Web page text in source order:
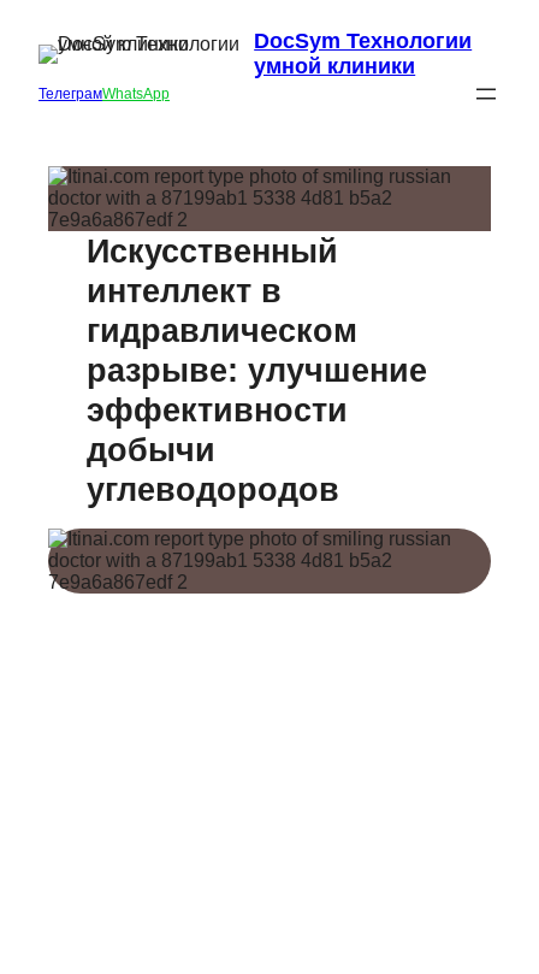
DocSym Технологии
умной клиники
ТелеграмWhatsApp
Искусственный
интеллект в
гидравлическом
разрыве: улучшение
эффективности
добычи
углеводородов